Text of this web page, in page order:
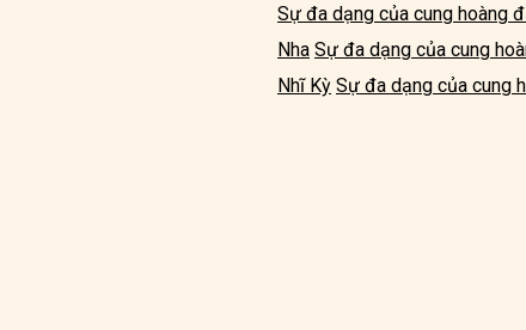
Sự đa dạng của cung hoàng
Nha Sự đa dạng của cung
Nhĩ Kỳ Sự đa dạng của cung